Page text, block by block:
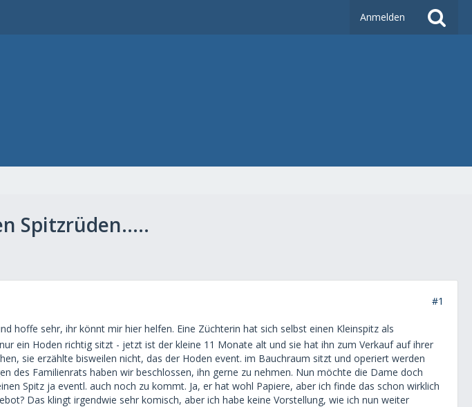
Anmelden
Spitzrüden.....
#1
hoffe sehr, ihr könnt mir hier helfen. Eine Züchterin hat sich selbst einen Kleinspitz als
ein Hoden richtig sitzt - jetzt ist der kleine 11 Monate alt und sie hat ihn zum Verkauf auf ihrer
sie erzählte bisweilen nicht, das der Hoden event. im Bauchraum sitzt und operiert werden
des Familienrats haben wir beschlossen, ihn gerne zu nehmen. Nun möchte die Dame doch
Spitz ja eventl. auch noch zu kommt. Ja, er hat wohl Papiere, aber ich finde das schon wirklich
Das klingt irgendwie sehr komisch, aber ich habe keine Vorstellung, wie ich nun weiter